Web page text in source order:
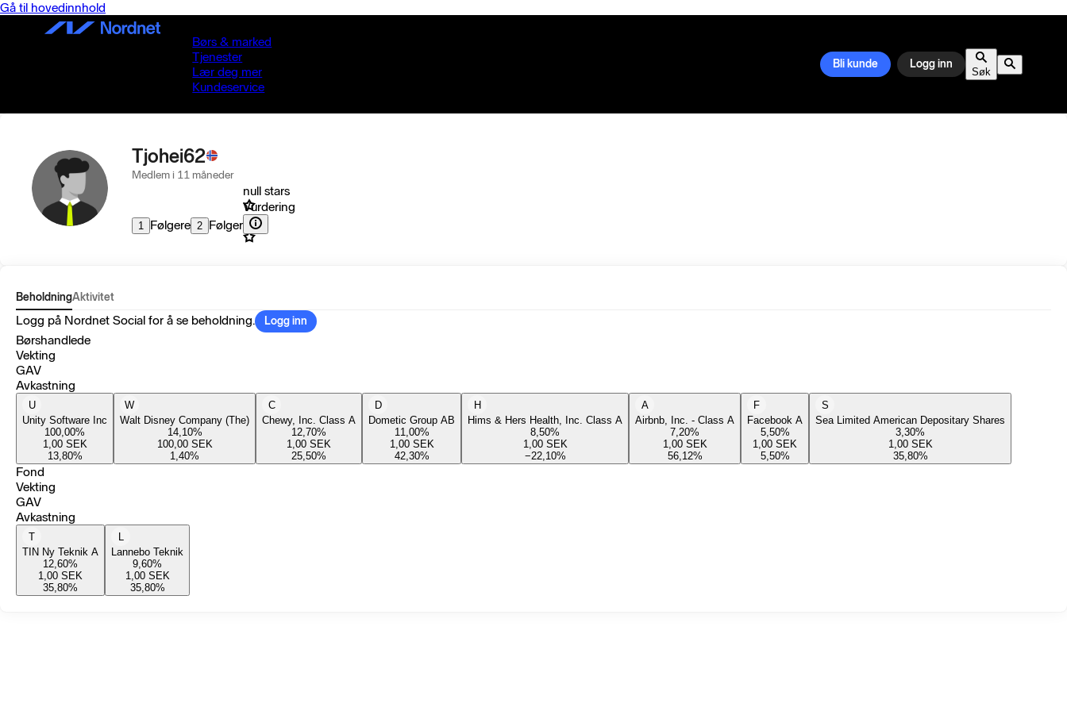
Gå til hovedinnhold
Børs & marked
Tjenester
Lær deg mer
Kundeservice
Bli kunde Logg inn
Søk
Tjohei62
Medlem i 11 måneder
1 Følgere 2 Følger
null stars
Vurdering
BeholdningAktivitet
Logg på Nordnet Social for å se beholdning. Logg inn
Børshandlede
Vekting
GAV
Avkastning
U
Unity Software Inc
100,00%
1,00 SEK
13,80%
W
Walt Disney Company (The)
14,10%
100,00 SEK
1,40%
C
Chewy, Inc. Class A
12,70%
1,00 SEK
25,50%
D
Dometic Group AB
11,00%
1,00 SEK
42,30%
H
Hims & Hers Health, Inc. Class A
8,50%
1,00 SEK
−22,10%
A
Airbnb, Inc. - Class A
7,20%
1,00 SEK
56,12%
F
Facebook A
5,50%
1,00 SEK
5,50%
S
Sea Limited American Depositary Shares
3,30%
1,00 SEK
35,80%
Fond
Vekting
GAV
Avkastning
T
TIN Ny Teknik A
12,60%
1,00 SEK
35,80%
L
Lannebo Teknik
9,60%
1,00 SEK
35,80%